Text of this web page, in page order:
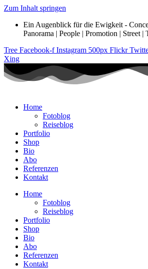
Zum Inhalt springen
Ein Augenblick für die Ewigkeit -
Panorama | People | Promotion | Street |
Tree Facebook-f Instagram 500px Flickr
Xing
Home
Fotoblog
Reiseblog
Portfolio
Shop
Bio
Abo
Referenzen
Kontakt
Home
Fotoblog
Reiseblog
Portfolio
Shop
Bio
Abo
Referenzen
Kontakt